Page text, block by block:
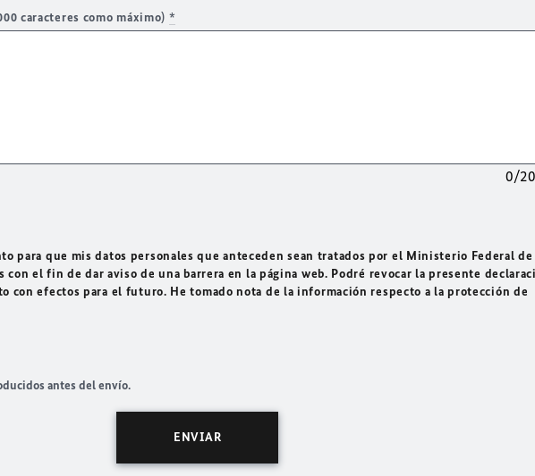
caracteres como máximo) *
0/
para que mis datos personales que anteceden sean tratados por el Ministerio Federal de
con el fin de dar aviso de una barrera en la página web. Podré revocar la presente
con efectos para el futuro. He tomado nota de la información respecto a la protección de
antes del envío.